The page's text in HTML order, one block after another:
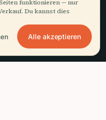
Support
App-Fehlerbehebung
Kontakt
Partner werden
funktionieren — nur
Du kannst dies
Alle akzeptieren